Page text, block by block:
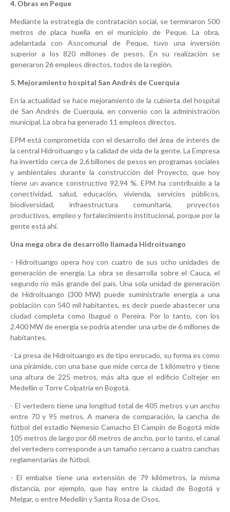
4. Obras en Peque
Mediante la estrategia de contratación social, se terminaron 500
metros de placa huella en el municipio de Peque. La obra,
adelantada con Asocomunal de Peque, tuvo una inversión
superior a los 820 millones de pesos. En su realización se
generaron 26 empleos directos, todos de la región.
5. Mejoramiento hospital San Andrés de Cuerquia
En la actualidad se hace mejoramiento de la cubierta del hospital
de San Andrés de Cuerquia, en convenio con la administración
municipal. La obra ha generado 11 empleos directos.
EPM está comprometida con el desarrollo del área de interés de
la central Hidroituango y la calidad de vida de la gente. La Empresa
ha invertido cerca de 2,6 billones de pesos en programas sociales
y ambientales durante la construcción del Proyecto, que hoy
tiene un avance constructivo 92,94 %. EPM ha contribuido a la
conectividad, salud, educación, vivienda, servicios públicos,
biodiversidad, infraestructura comunitaria, proyectos
productivos, empleo y fortalecimiento institucional, porque por la
gente está ahí.
Una mega obra de desarrollo llamada Hidroituango
- Hidroituango opera hoy con cuatro de sus ocho unidades de
generación de energía. La obra se desarrolla sobre el Cauca, el
segundo río más grande del país. Una sola unidad de generación
de Hidroituango (300 MW) puede suministrarle energía a una
población con 540 mil habitantes, es decir puede abastecer una
ciudad completa como Ibagué o Pereira. Por lo tanto, con los
2.400 MW de energía se podría atender una urbe de 6 millones de
habitantes.
- La presa de Hidroituango es de tipo enrocado, su forma es como
una pirámide, con una base que mide cerca de 1 kilómetro y tiene
una altura de 225 metros, más alta que el edificio Coltejer en
Medellín o Torre Colpatria en Bogotá.
- El vertedero tiene una longitud total de 405 metros y un ancho
entre 70 y 95 metros. A manera de comparación, la cancha de
fútbol del estadio Nemesio Camacho El Campín de Bogotá mide
105 metros de largo por 68 metros de ancho, por lo tanto, el canal
del vertedero corresponde a un tamaño cercano a cuatro canchas
reglamentarias de fútbol.
- El embalse tiene una extensión de 79 kilómetros, la misma
distancia, por ejemplo, que hay entre la ciudad de Bogotá y
Melgar, o entre Medellín y Santa Rosa de Osos.